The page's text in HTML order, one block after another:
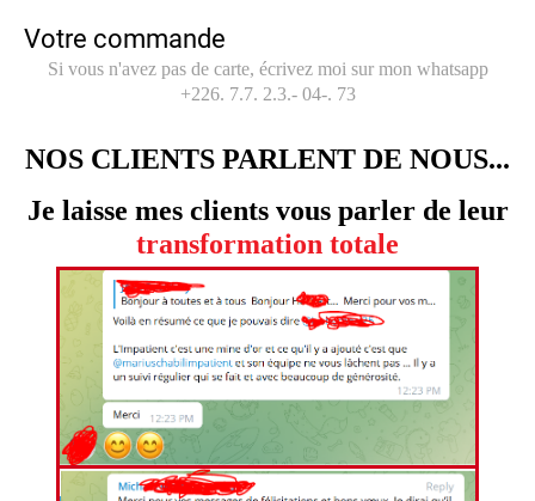
Votre commande
Si vous n'avez pas de carte, écrivez moi sur mon whatsapp
+226. 7.7. 2.3.- 04-. 73
NOS CLIENTS PARLENT DE NOUS...
Je laisse mes clients vous parler de leur
transformation totale